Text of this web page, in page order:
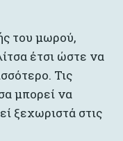
του μωρού,
έτσι ώστε να
Τις
μπορεί να
ξεχωριστά στις